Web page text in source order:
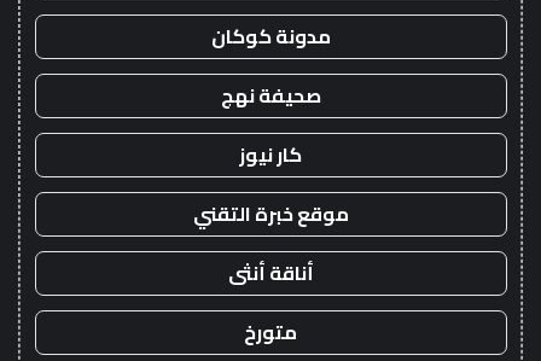
مدونة كوكان
صحيفة نهج
كار نيوز
موقع خبرة التقني
أناقة أنثى
متورخ